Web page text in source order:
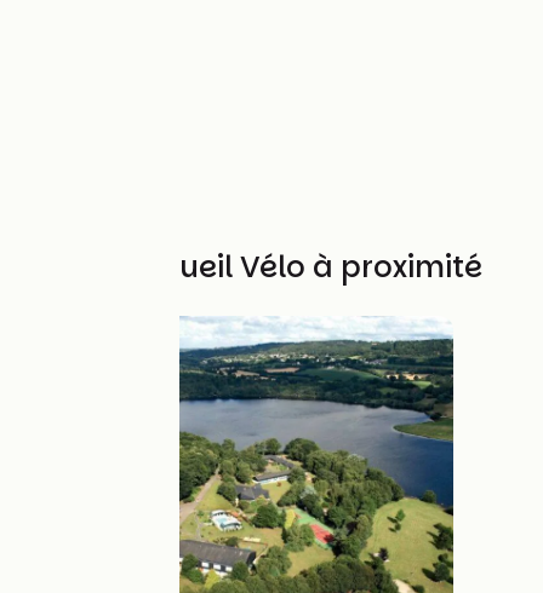
Autres Accueil Vélo à proximité